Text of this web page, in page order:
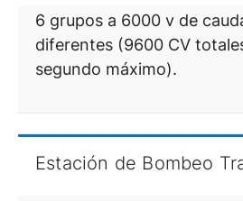
6 grupos a 6000 v de
diferentes (9600 CV
segundo máximo).
Estación de Bombeo